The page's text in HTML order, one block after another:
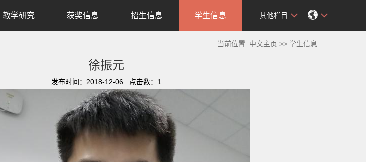
教学研究 获奖信息 招生信息 学生信息 其他栏目
当前位置: 中文主页 >> 学生信息
徐振元
发布时间：2018-12-06 点击数： 1